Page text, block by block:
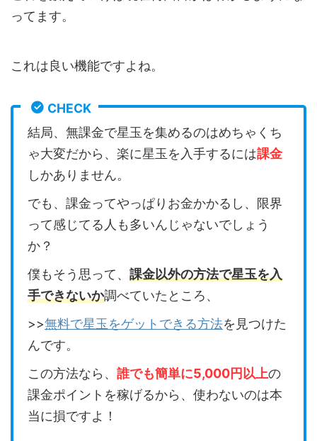
ってます。
これは良い機能ですよね。
CHECK
結局、無課金で星玉を集めるのはめちゃくち
ゃ大変だから、楽に星玉を入手するには課金
しかありません。
でも、課金ってやっぱりお金かかるし、限界
って感じてる人も多いんじゃないでしょう
か？
僕もそう思って、 課金以外の方法で星玉を入
手できないか調べていたところ、
>>無料で星玉をゲットできる方法を見つけた
んです。
この方法なら、 誰でも簡単に5,000円以上の
課金ポイントを稼げるから、使わないのは本
当に損ですよ！